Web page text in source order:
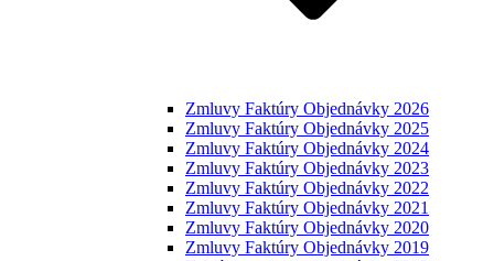
Zmluvy Faktúry Objednávky 2026
Zmluvy Faktúry Objednávky 2025
Zmluvy Faktúry Objednávky 2024
Zmluvy Faktúry Objednávky 2023
Zmluvy Faktúry Objednávky 2022
Zmluvy Faktúry Objednávky 2021
Zmluvy Faktúry Objednávky 2020
Zmluvy Faktúry Objednávky 2019